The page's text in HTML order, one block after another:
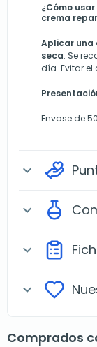
¿Cómo
crema
Aplicar una
seca. Se
día. Evitar el
Envase de
expand_more
expand_more
expand_more
expand_more
Comprados